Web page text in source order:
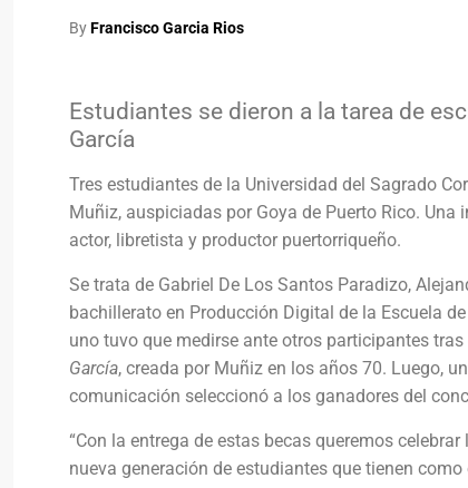
ByFrancisco Garcia Rios
Estudiantes se dieron a la tarea de
García
Tres estudiantes de la Universidad del Sagrado
Muñiz, auspiciadas por Goya de Puerto Rico.
actor, libretista y productor puertorriqueño.
Se trata de Gabriel De Los Santos Paradizo,
bachillerato en Producción Digital de la Escuela
uno tuvo que medirse ante otros participantes
García, creada por Muñiz en los años 70. Luego,
comunicación seleccionó a los ganadores del
“Con la entrega de estas becas queremos
nueva generación de estudiantes que tienen